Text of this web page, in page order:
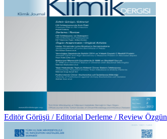
Editör Görüşü / Editorial Derleme / Review Özgün